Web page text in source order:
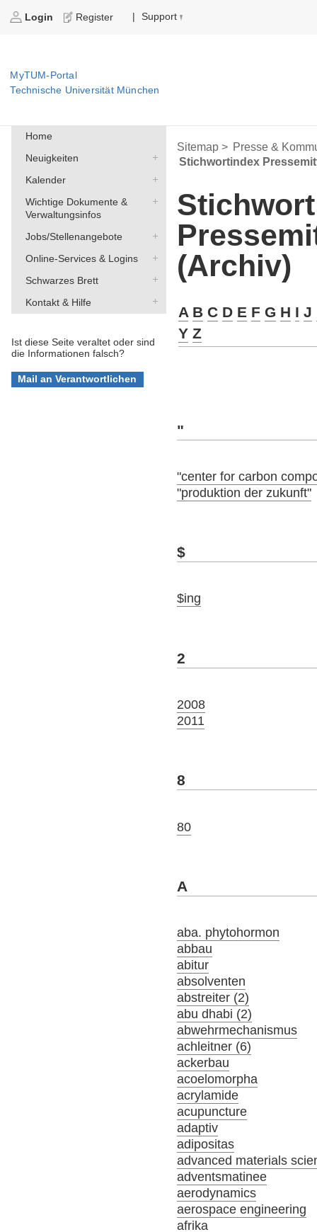
Login Register | Support
MyTUM-Portal
Technische Universität München
Home
Neuigkeiten
Kalender
Wichtige Dokumente &
Verwaltungsinfos
Jobs/Stellenangebote
Online-Services & Logins
Schwarzes Brett
Kontakt & Hilfe
Ist diese Seite veraltet oder sind
die Informationen falsch?
Sitemap > Presse &
Stichwortindex
(Archiv)
A B C D E F G H I J
Y Z
"
"center for carbon
"produktion der zukunft"
$
$ing
2
2008
2011
8
80
A
aba. phytohormon
abbau
abitur
absolventen
abstreiter (2)
abu dhabi (2)
abwehrmechanismus
achleitner (6)
ackerbau
acoelomorpha
acrylamide
acupuncture
adaptiv
adipositas
advanced materials
adventsmatinee
aerodynamics
aerospace engineering
afrika